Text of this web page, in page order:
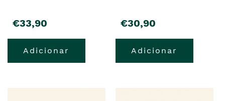
precio
€33,90
Adicionar
precio
€30,90
Adicionar